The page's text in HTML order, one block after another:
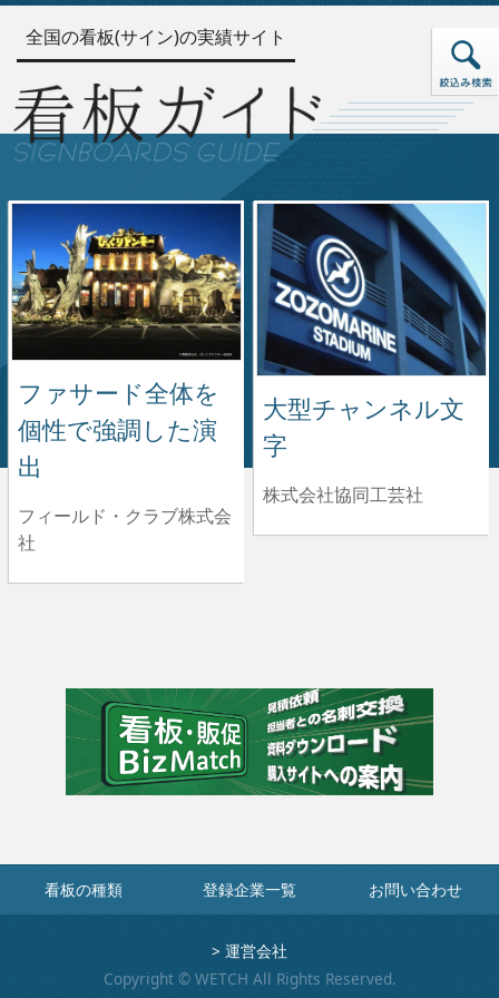
全国の看板(サイン)の実績サイト
ファサード全体を
個性で強調した演
出
フィールド・クラブ株式会
社
大型チャンネル文
字
株式会社協同工芸社
看板の種類 登録企業一覧 お問い合わせ
> 運営会社
Copyright © WETCH All Rights Reserved.